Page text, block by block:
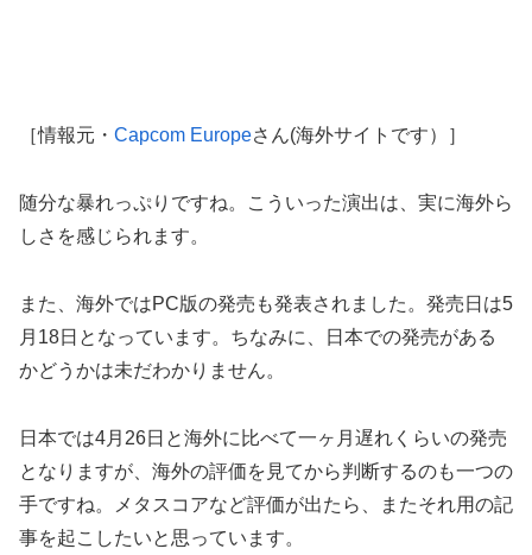
［情報元・ Capcom Europeさん(海外サイトです）］
随分な暴れっぷりですね。こういった演出は、実に海外ら
しさを感じられます。
また、海外ではPC版の発売も発表されました。発売日は5
月18日となっています。ちなみに、日本での発売がある
かどうかは未だわかりません。
日本では4月26日と海外に比べて一ヶ月遅れくらいの発売
となりますが、海外の評価を見てから判断するのも一つの
手ですね。メタスコアなど評価が出たら、またそれ用の記
事を起こしたいと思っています。